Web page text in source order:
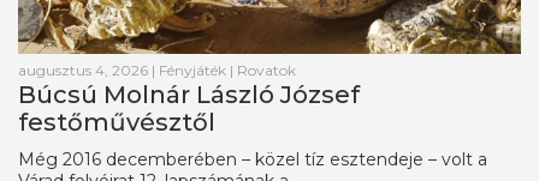
augusztus 4, 2026 | Fényjáték | Rovatok
Búcsú Molnár László József
festőművésztől
Még 2016 decemberében – közel tíz esztendeje – volt a